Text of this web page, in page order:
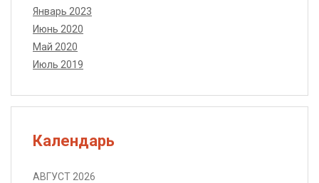
Январь 2023
Июнь 2020
Май 2020
Июль 2019
Календарь
АВГУСТ 2026